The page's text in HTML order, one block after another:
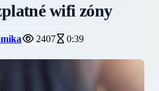
wifi zóny
2407 0:39